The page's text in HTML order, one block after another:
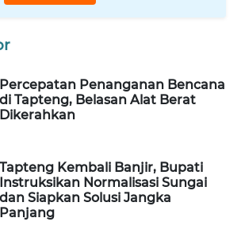
Percepatan Penanganan Bencana
di Tapteng, Belasan Alat Berat
Dikerahkan
Tapteng Kembali Banjir, Bupati
Instruksikan Normalisasi Sungai
dan Siapkan Solusi Jangka
Panjang